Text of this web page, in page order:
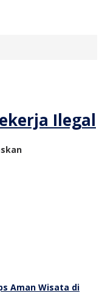
Ilegal
Aman Wisata di